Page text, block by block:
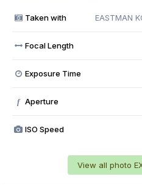
Taken with EASTMAN
Focal Length
Exposure Time
f Aperture
ISO Speed
View all photo